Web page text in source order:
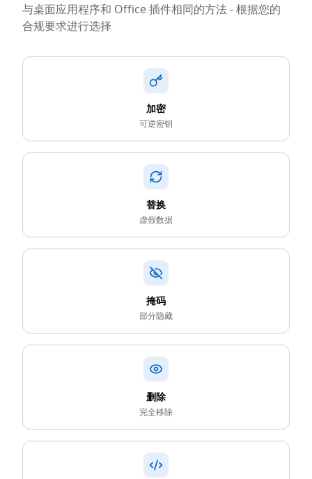
与桌面应用程序和 Office 插件相同的方法 - 根据您的
合规要求进行选择
加密
可逆密钥
替换
虚假数据
掩码
部分隐藏
删除
完全移除